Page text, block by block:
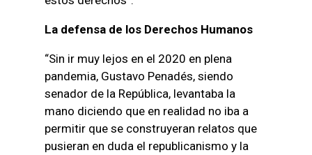
La defensa de los Derechos Humanos
“Sin ir muy lejos en el 2020 en plena
pandemia, Gustavo Penadés, siendo
senador de la República, levantaba la
mano diciendo que en realidad no iba a
permitir que se construyeran relatos que
pusieran en duda el republicanismo y la